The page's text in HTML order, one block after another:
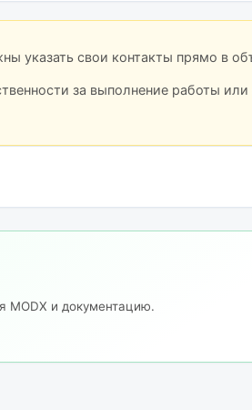
указать свои контакты прямо в
за выполнение работы
MODX и документацию.